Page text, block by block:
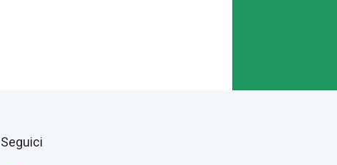
Seguici